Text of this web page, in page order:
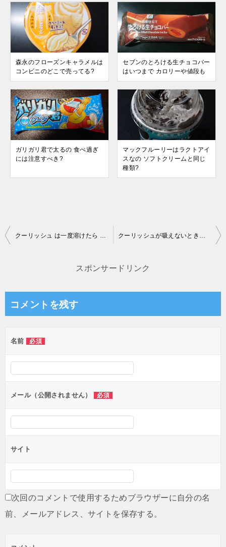
森永のフローズンキャラメルは
コンビニのどこで売ってる?
セブンのとろける生チョコバー
はいつまで カロリーや値段も
ガリガリ君で太るの 食べ過ぎ
には注意すべき?
マックフルーリーはラクトアイ
スなの ソフトクリームと同じ
種類?
投
ー
ョ
ン
クーリッシュ は一度溶けたら 冷凍庫でも柔らかいのは? クーリッシュが吸えないときは 吸いすぎるとどうなる?
スポンサードリンク
コメントを残す
名前 必須
メール（公開されません） 必須
サイト
次回のコメントで使用するためブラウザーに自分の名
前、メールアドレス、サイトを保存する。